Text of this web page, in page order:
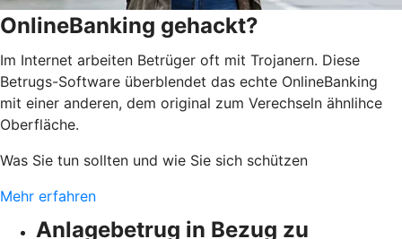
OnlineBanking gehackt?
Im Internet arbeiten Betrüger oft mit Trojanern. Diese
Betrugs-Software überblendet das echte OnlineBanking
mit einer anderen, dem original zum Verechseln ähnlihce
Oberfläche.
Was Sie tun sollten und wie Sie sich schützen
Mehr erfahren
Anlagebetrug in Bezug zu